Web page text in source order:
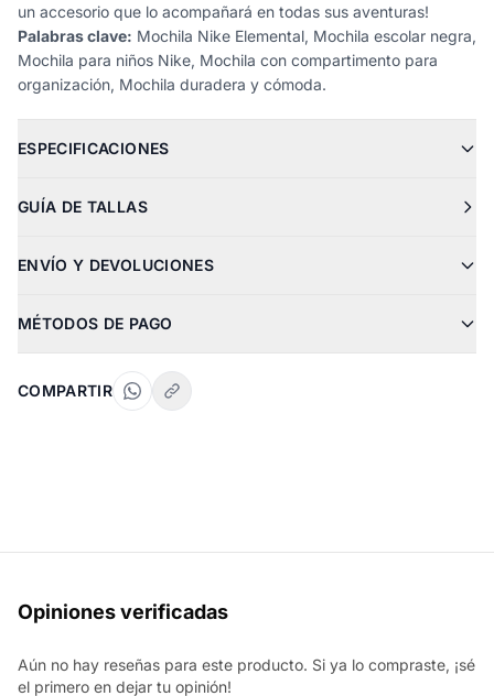
un accesorio que lo acompañará en todas sus aventuras!
Palabras clave: Mochila Nike Elemental, Mochila escolar negra,
Mochila para niños Nike, Mochila con compartimento para
organización, Mochila duradera y cómoda.
ESPECIFICACIONES
GUÍA DE TALLAS
ENVÍO Y DEVOLUCIONES
MÉTODOS DE PAGO
COMPARTIR
Opiniones verificadas
Aún no hay reseñas para este producto. Si ya lo compraste, ¡sé
el primero en dejar tu opinión!